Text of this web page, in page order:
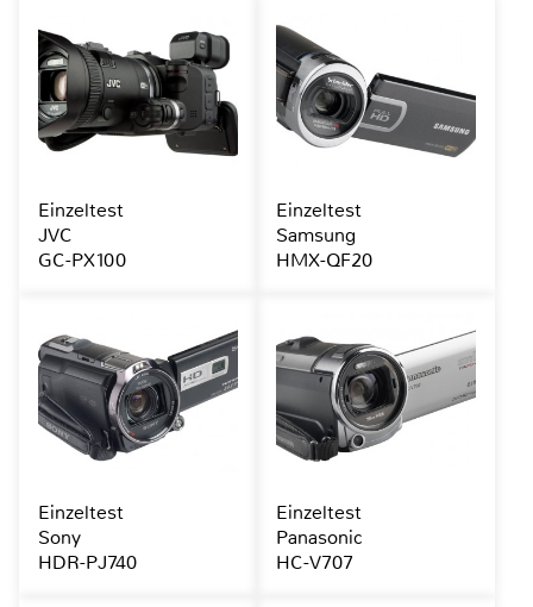
Einzeltest
JVC
GC-PX100
Einzeltest
Samsung
HMX-QF20
Einzeltest
Sony
HDR-PJ740
Einzeltest
Panasonic
HC-V707